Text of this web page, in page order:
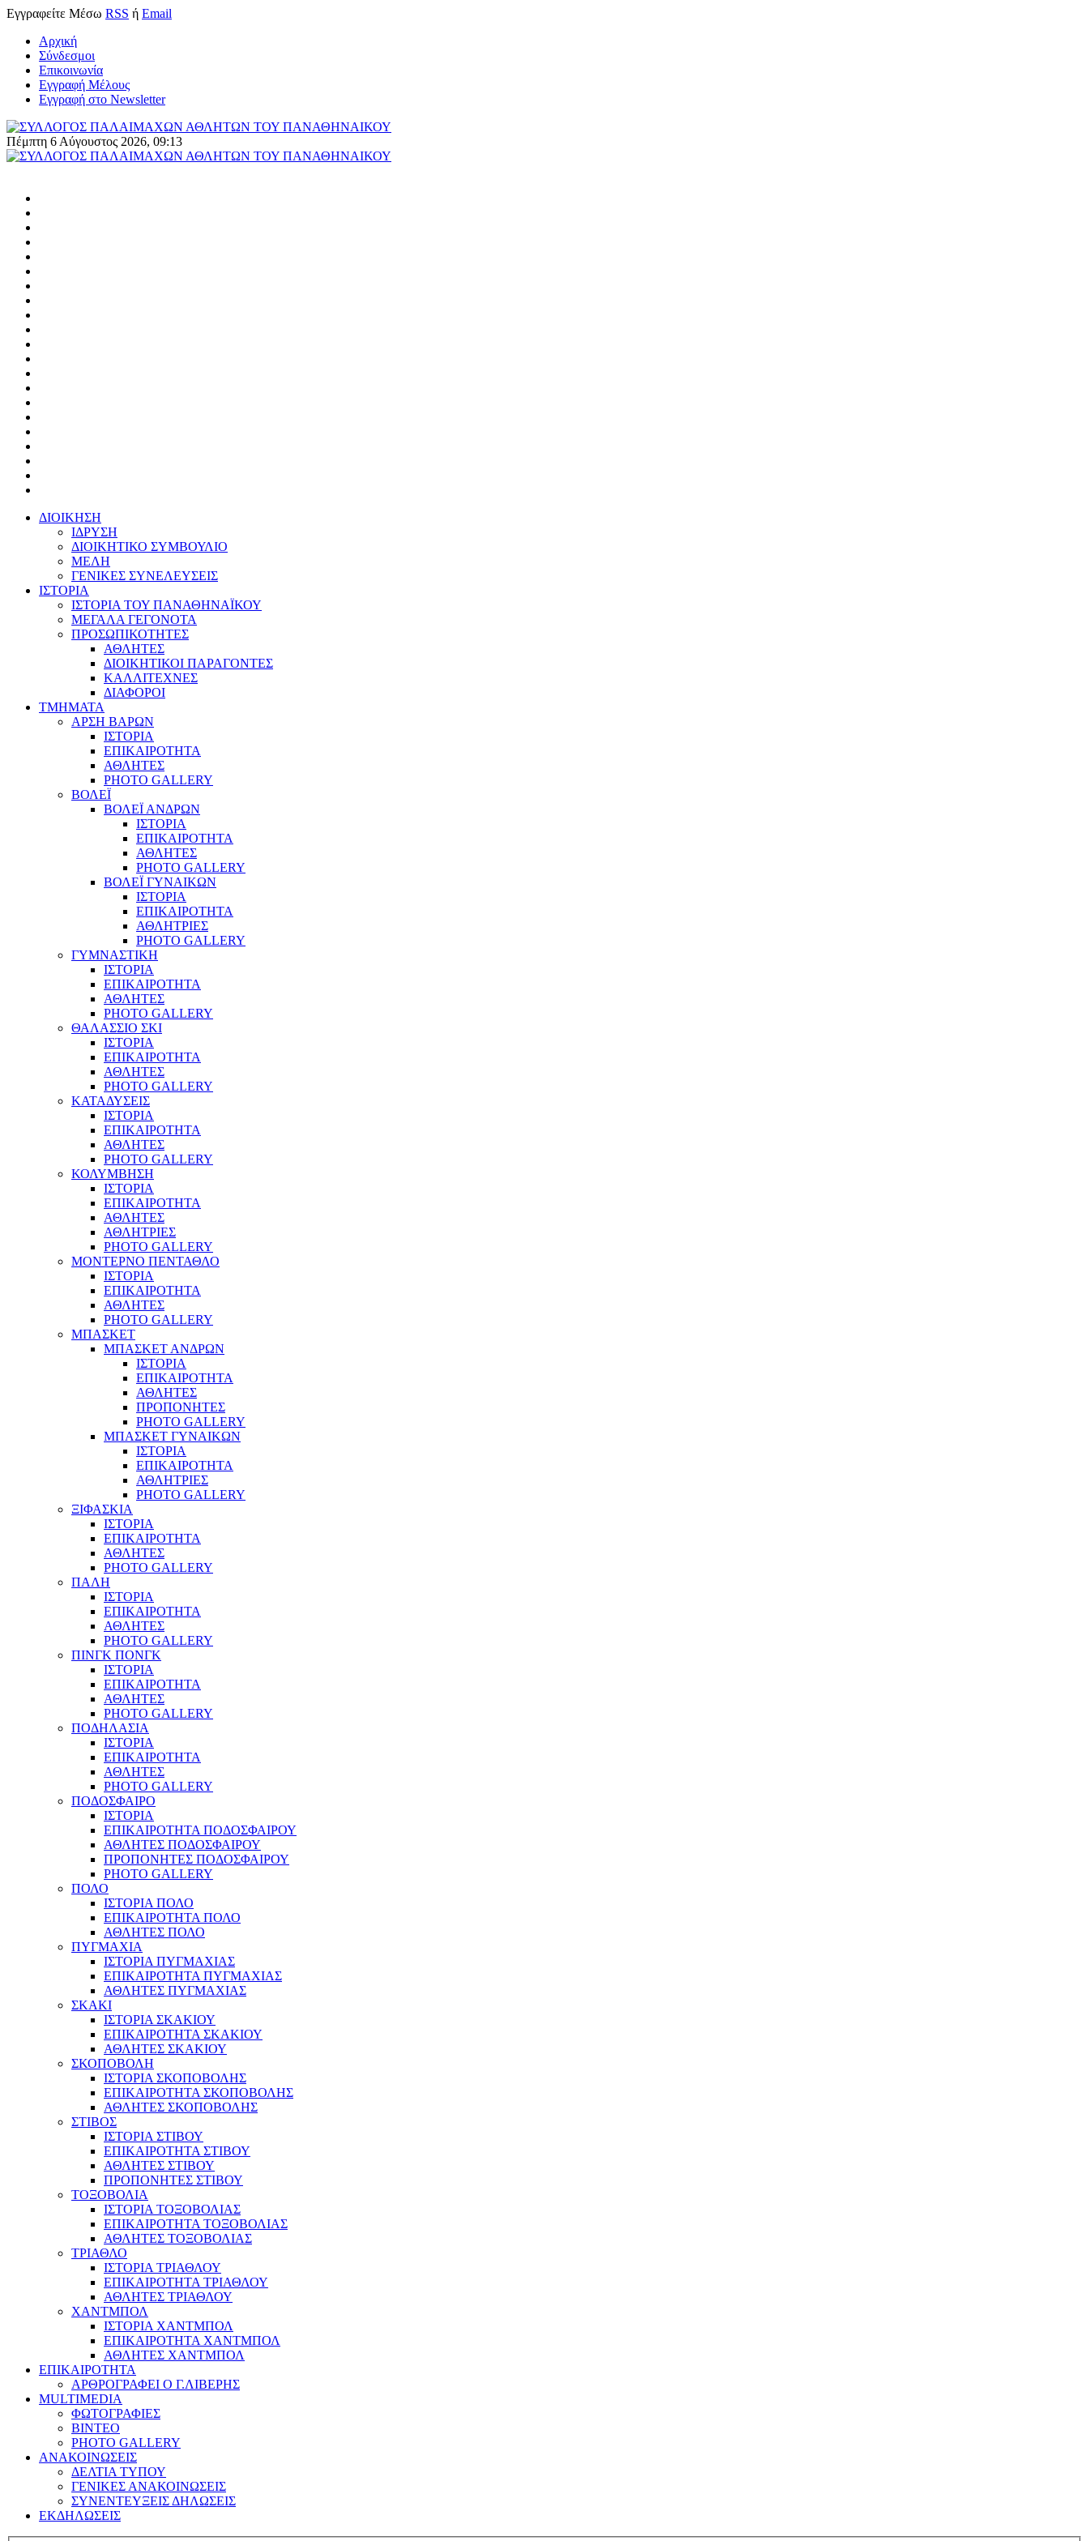
Εγγραφείτε Μέσω RSS ή Email
Αρχική
Σύνδεσμοι
Επικοινωνία
Εγγραφή Μέλους
Εγγραφή στο Newsletter
Πέμπτη 6 Αύγουστος 2026, 09:13
ΔΙΟΙΚΗΣΗ
ΙΔΡΥΣΗ
ΔΙΟΙΚΗΤΙΚΟ ΣΥΜΒΟΥΛΙΟ
ΜΕΛΗ
ΓΕΝΙΚΕΣ ΣΥΝΕΛΕΥΣΕΙΣ
ΙΣΤΟΡΙΑ
ΙΣΤΟΡΙΑ ΤΟΥ ΠΑΝΑΘΗΝΑΪΚΟΥ
ΜΕΓΑΛΑ ΓΕΓΟΝΟΤΑ
ΠΡΟΣΩΠΙΚΟΤΗΤΕΣ
ΑΘΛΗΤΕΣ
ΔΙΟΙΚΗΤΙΚΟΙ ΠΑΡΑΓΟΝΤΕΣ
ΚΑΛΛΙΤΕΧΝΕΣ
ΔΙΑΦΟΡΟΙ
ΤΜΗΜΑΤΑ
ΑΡΣΗ ΒΑΡΩΝ
ΙΣΤΟΡΙΑ
ΕΠΙΚΑΙΡΟΤΗΤΑ
ΑΘΛΗΤΕΣ
PHOTO GALLERY
ΒΟΛΕΪ
ΒΟΛΕΪ ΑΝΔΡΩΝ
ΙΣΤΟΡΙΑ
ΕΠΙΚΑΙΡΟΤΗΤΑ
ΑΘΛΗΤΕΣ
PHOTO GALLERY
ΒΟΛΕΪ ΓΥΝΑΙΚΩΝ
ΙΣΤΟΡΙΑ
ΕΠΙΚΑΙΡΟΤΗΤΑ
ΑΘΛΗΤΡΙΕΣ
PHOTO GALLERY
ΓΥΜΝΑΣΤΙΚΗ
ΙΣΤΟΡΙΑ
ΕΠΙΚΑΙΡΟΤΗΤΑ
ΑΘΛΗΤΕΣ
PHOTO GALLERY
ΘΑΛΑΣΣΙΟ ΣΚΙ
ΙΣΤΟΡΙΑ
ΕΠΙΚΑΙΡΟΤΗΤΑ
ΑΘΛΗΤΕΣ
PHOTO GALLERY
ΚΑΤΑΔΥΣΕΙΣ
ΙΣΤΟΡΙΑ
ΕΠΙΚΑΙΡΟΤΗΤΑ
ΑΘΛΗΤΕΣ
PHOTO GALLERY
ΚΟΛΥΜΒΗΣΗ
ΙΣΤΟΡΙΑ
ΕΠΙΚΑΙΡΟΤΗΤΑ
ΑΘΛΗΤΕΣ
ΑΘΛΗΤΡΙΕΣ
PHOTO GALLERY
ΜΟΝΤΕΡΝΟ ΠΕΝΤΑΘΛΟ
ΙΣΤΟΡΙΑ
ΕΠΙΚΑΙΡΟΤΗΤΑ
ΑΘΛΗΤΕΣ
PHOTO GALLERY
ΜΠΑΣΚΕΤ
ΜΠΑΣΚΕΤ ΑΝΔΡΩΝ
ΙΣΤΟΡΙΑ
ΕΠΙΚΑΙΡΟΤΗΤΑ
ΑΘΛΗΤΕΣ
ΠΡΟΠΟΝΗΤΕΣ
PHOTO GALLERY
ΜΠΑΣΚΕΤ ΓΥΝΑΙΚΩΝ
ΙΣΤΟΡΙΑ
ΕΠΙΚΑΙΡΟΤΗΤΑ
ΑΘΛΗΤΡΙΕΣ
PHOTO GALLERY
ΞΙΦΑΣΚΙΑ
ΙΣΤΟΡΙΑ
ΕΠΙΚΑΙΡΟΤΗΤΑ
ΑΘΛΗΤΕΣ
PHOTO GALLERY
ΠΑΛΗ
ΙΣΤΟΡΙΑ
ΕΠΙΚΑΙΡΟΤΗΤΑ
ΑΘΛΗΤΕΣ
PHOTO GALLERY
ΠΙΝΓΚ ΠΟΝΓΚ
ΙΣΤΟΡΙΑ
ΕΠΙΚΑΙΡΟΤΗΤΑ
ΑΘΛΗΤΕΣ
PHOTO GALLERY
ΠΟΔΗΛΑΣΙΑ
ΙΣΤΟΡΙΑ
ΕΠΙΚΑΙΡΟΤΗΤΑ
ΑΘΛΗΤΕΣ
PHOTO GALLERY
ΠΟΔΟΣΦΑΙΡΟ
ΙΣΤΟΡΙΑ
ΕΠΙΚΑΙΡΟΤΗΤΑ ΠΟΔΟΣΦΑΙΡΟΥ
ΑΘΛΗΤΕΣ ΠΟΔΟΣΦΑΙΡΟΥ
ΠΡΟΠΟΝΗΤΕΣ ΠΟΔΟΣΦΑΙΡΟΥ
PHOTO GALLERY
ΠΟΛΟ
ΙΣΤΟΡΙΑ ΠΟΛΟ
ΕΠΙΚΑΙΡΟΤΗΤΑ ΠΟΛΟ
ΑΘΛΗΤΕΣ ΠΟΛΟ
ΠΥΓΜΑΧΙΑ
ΙΣΤΟΡΙΑ ΠΥΓΜΑΧΙΑΣ
ΕΠΙΚΑΙΡΟΤΗΤΑ ΠΥΓΜΑΧΙΑΣ
ΑΘΛΗΤΕΣ ΠΥΓΜΑΧΙΑΣ
ΣΚΑΚΙ
ΙΣΤΟΡΙΑ ΣΚΑΚΙΟΥ
ΕΠΙΚΑΙΡΟΤΗΤΑ ΣΚΑΚΙΟΥ
ΑΘΛΗΤΕΣ ΣΚΑΚΙΟΥ
ΣΚΟΠΟΒΟΛΗ
ΙΣΤΟΡΙΑ ΣΚΟΠΟΒΟΛΗΣ
ΕΠΙΚΑΙΡΟΤΗΤΑ ΣΚΟΠΟΒΟΛΗΣ
ΑΘΛΗΤΕΣ ΣΚΟΠΟΒΟΛΗΣ
ΣΤΙΒΟΣ
ΙΣΤΟΡΙΑ ΣΤΙΒΟΥ
ΕΠΙΚΑΙΡΟΤΗΤΑ ΣΤΙΒΟΥ
ΑΘΛΗΤΕΣ ΣΤΙΒΟΥ
ΠΡΟΠΟΝΗΤΕΣ ΣΤΙΒΟΥ
ΤΟΞΟΒΟΛΙΑ
ΙΣΤΟΡΙΑ ΤΟΞΟΒΟΛΙΑΣ
ΕΠΙΚΑΙΡΟΤΗΤΑ ΤΟΞΟΒΟΛΙΑΣ
ΑΘΛΗΤΕΣ ΤΟΞΟΒΟΛΙΑΣ
ΤΡΙΑΘΛΟ
ΙΣΤΟΡΙΑ ΤΡΙΑΘΛΟΥ
ΕΠΙΚΑΙΡΟΤΗΤΑ ΤΡΙΑΘΛΟΥ
ΑΘΛΗΤΕΣ ΤΡΙΑΘΛΟΥ
ΧΑΝΤΜΠΟΛ
ΙΣΤΟΡΙΑ ΧΑΝΤΜΠΟΛ
ΕΠΙΚΑΙΡΟΤΗΤΑ ΧΑΝΤΜΠΟΛ
ΑΘΛΗΤΕΣ ΧΑΝΤΜΠΟΛ
ΕΠΙΚΑΙΡΟΤΗΤΑ
ΑΡΘΡΟΓΡΑΦΕΙ Ο Γ.ΛΙΒΕΡΗΣ
MULTIMEDIA
ΦΩΤΟΓΡΑΦΙΕΣ
ΒΙΝΤΕΟ
PHOTO GALLERY
ΑΝΑΚΟΙΝΩΣΕΙΣ
ΔΕΛΤΙΑ ΤΥΠΟΥ
ΓΕΝΙΚΕΣ ΑΝΑΚΟΙΝΩΣΕΙΣ
ΣΥΝΕΝΤΕΥΞΕΙΣ ΔΗΛΩΣΕΙΣ
ΕΚΔΗΛΩΣΕΙΣ